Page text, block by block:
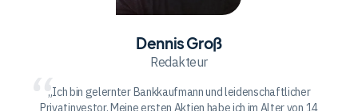
Dennis Groß
Redakteur
Ich bin gelernter Bankkaufmann und leidenschaftlicher
Privatinvestor. Meine ersten Aktien habe ich im Alter von 14